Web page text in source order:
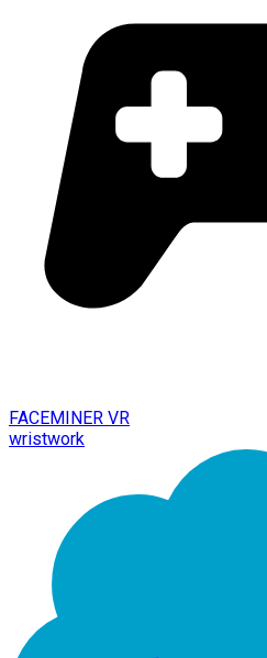
FACEMINER VR
wristwork